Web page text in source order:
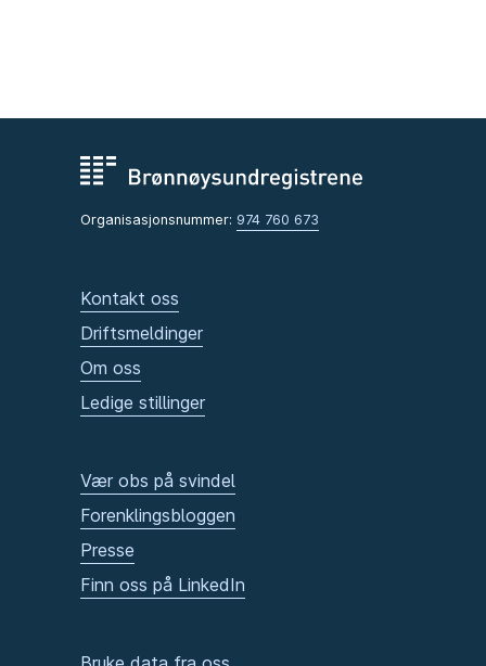
Organisasjonsnummer: 974 760 673
Kontakt oss
Driftsmeldinger
Om oss
Ledige stillinger
Vær obs på svindel
Forenklingsbloggen
Presse
Finn oss på LinkedIn